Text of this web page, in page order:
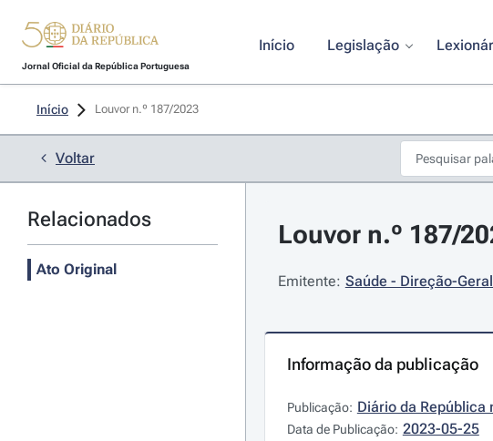
Jornal Oficial da República Portuguesa
Início Legislação
Início Louvor n.º 187/2023
Voltar
Relacionados
Ato Original
Louvor n.º 187/
Emitente: Saúde - Direção-
Informação da publicação
Publicação: Diário da República
Data de Publicação: 2023-05-25